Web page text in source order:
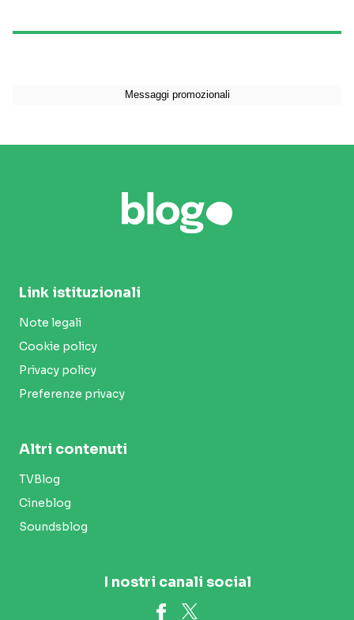
Link istituzionali
Note legali
Cookie policy
Privacy policy
Preferenze privacy
Altri contenuti
TVBlog
Cineblog
Soundsblog
I nostri canali social